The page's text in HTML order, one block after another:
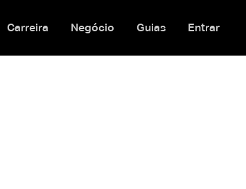
Carreira Negócio Guias Entrar